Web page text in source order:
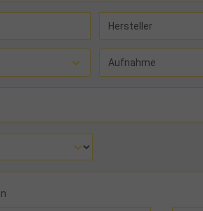
Hersteller
Aufnahme